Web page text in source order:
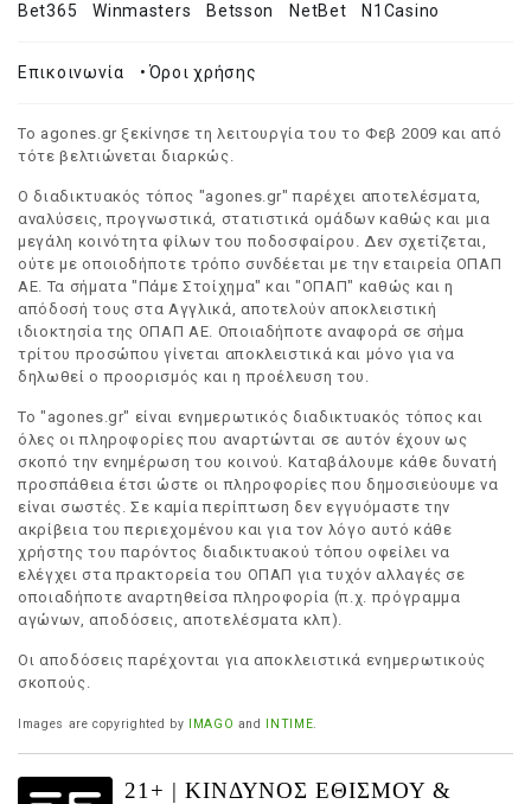
Bet365
Winmasters Betsson NetBet N1Casino
Επικοινωνία •Όροι χρήσης
Το agones.gr ξεκίνησε τη λειτουργία του το Φεβ 2009 και από
τότε βελτιώνεται διαρκώς.
Ο διαδικτυακός τόπος "agones.gr" παρέχει αποτελέσματα,
αναλύσεις, προγνωστικά, στατιστικά ομάδων καθώς και μια
μεγάλη κοινότητα φίλων του ποδοσφαίρου. Δεν σχετίζεται,
ούτε με οποιοδήποτε τρόπο συνδέεται με την εταιρεία ΟΠΑΠ
ΑΕ. Τα σήματα "Πάμε Στοίχημα" και "ΟΠΑΠ" καθώς και η
απόδοσή τους στα Αγγλικά, αποτελούν αποκλειστική
ιδιοκτησία της ΟΠΑΠ ΑΕ. Οποιαδήποτε αναφορά σε σήμα
τρίτου προσώπου γίνεται αποκλειστικά και μόνο για να
δηλωθεί ο προορισμός και η προέλευση του.
Το "agones.gr" είναι ενημερωτικός διαδικτυακός τόπος και
όλες οι πληροφορίες που αναρτώνται σε αυτόν έχουν ως
σκοπό την ενημέρωση του κοινού. Καταβάλουμε κάθε δυνατή
προσπάθεια έτσι ώστε οι πληροφορίες που δημοσιεύουμε να
είναι σωστές. Σε καμία περίπτωση δεν εγγυόμαστε την
ακρίβεια του περιεχομένου και για τον λόγο αυτό κάθε
χρήστης του παρόντος διαδικτυακού τόπου οφείλει να
ελέγχει στα πρακτορεία του ΟΠΑΠ για τυχόν αλλαγές σε
οποιαδήποτε αναρτηθείσα πληροφορία (π.χ. πρόγραμμα
αγώνων, αποδόσεις, αποτελέσματα κλπ).
Οι αποδόσεις παρέχονται για αποκλειστικά ενημερωτικούς
σκοπούς.
Images are copyrighted by IMAGO and INTIME.
21+ | ΚΙΝΔΥΝΟΣ ΕΘΙΣΜΟΥ &